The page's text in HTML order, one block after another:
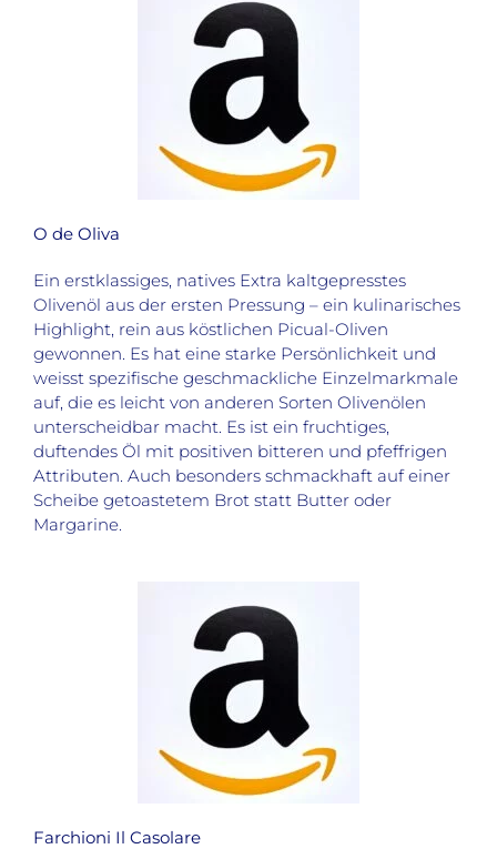
O de Oliva
Ein erstklassiges, natives Extra kaltgepresstes
Olivenöl aus der ersten Pressung – ein kulinarisches
Highlight, rein aus köstlichen Picual-Oliven
gewonnen. Es hat eine starke Persönlichkeit und
weisst spezifische geschmackliche Einzelmarkmale
auf, die es leicht von anderen Sorten Olivenölen
unterscheidbar macht. Es ist ein fruchtiges,
duftendes Öl mit positiven bitteren und pfeffrigen
Attributen. Auch besonders schmackhaft auf einer
Scheibe getoastetem Brot statt Butter oder
Margarine.
Farchioni Il Casolare